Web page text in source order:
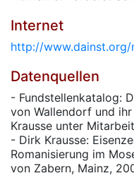
Internet
http://
Datenquellen
- Fundstellenkatalog:
von Wallendorf und
Krausse unter
- Dirk Krausse:
Romanisierung im
von Zabern, Mainz,